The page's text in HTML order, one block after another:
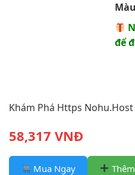
để
Khám Phá Https
58,317 VNĐ
Mua Ngay